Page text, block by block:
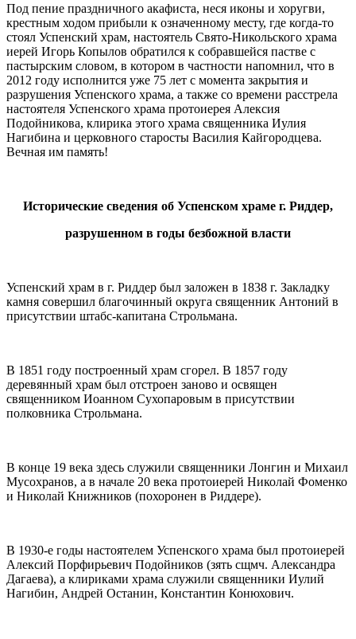
Под пение праздничного акафиста, неся иконы и хоругви,
крестным ходом прибыли к означенному месту, где когда-то
стоял Успенский храм, настоятель Свято-Никольского храма
иерей Игорь Копылов обратился к собравшейся пастве с
пастырским словом, в котором в частности напомнил, что в
2012 году исполнится уже 75 лет с момента закрытия и
разрушения Успенского храма, а также со времени расстрела
настоятеля Успенского храма протоиерея Алексия
Подойникова, клирика этого храма священника Иулия
Нагибина и церковного старосты Василия Кайгородцева.
Вечная им память!
Исторические сведения об Успенском храме г. Риддер,
разрушенном в годы безбожной власти
Успенский храм в г. Риддер был заложен в 1838 г. Закладку
камня совершил благочинный округа священник Антоний в
присутствии штабс-капитана Строльмана.
В 1851 году построенный храм сгорел. В 1857 году
деревянный храм был отстроен заново и освящен
священником Иоанном Сухопаровым в присутствии
полковника Строльмана.
В конце 19 века здесь служили священники Лонгин и Михаил
Мусохранов, а в начале 20 века протоиерей Николай Фоменко
и Николай Книжников (похоронен в Риддере).
В 1930-е годы настоятелем Успенского храма был протоиерей
Алексий Порфирьевич Подойников (зять сщмч. Александра
Дагаева), а клириками храма служили священники Иулий
Нагибин, Андрей Останин, Константин Конюхович.